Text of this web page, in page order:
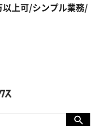
上可/シンプル業務/